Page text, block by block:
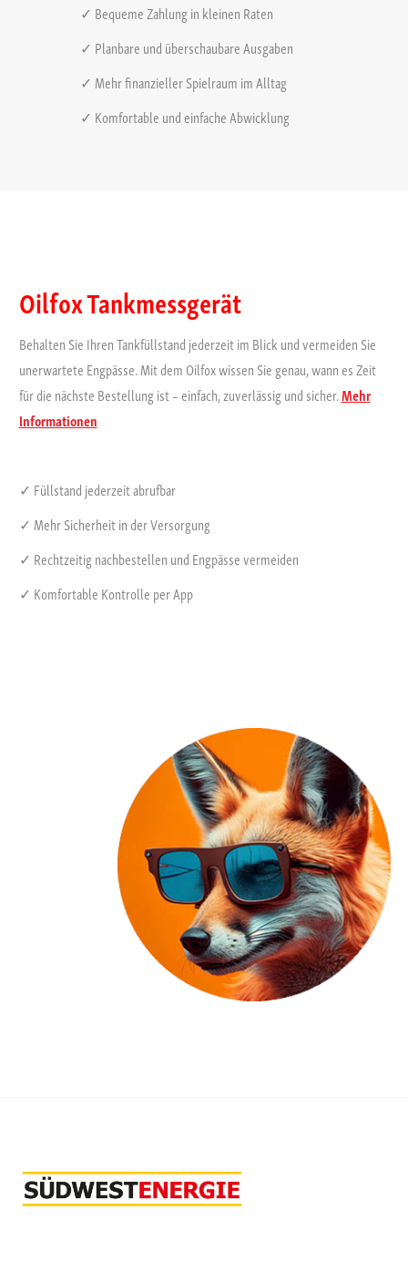
✓ Bequeme Zahlung in kleinen Raten
✓ Planbare und überschaubare Ausgaben
✓ Mehr finanzieller Spielraum im Alltag
✓ Komfortable und einfache Abwicklung
Oilfox Tankmessgerät
Behalten Sie Ihren Tankfüllstand jederzeit im Blick und vermeiden Sie
unerwartete Engpässe. Mit dem Oilfox wissen Sie genau, wann es Zeit
für die nächste Bestellung ist – einfach, zuverlässig und sicher.Mehr
Informationen
✓ Füllstand jederzeit abrufbar
✓ Mehr Sicherheit in der Versorgung
✓ Rechtzeitig nachbestellen und Engpässe vermeiden
✓ Komfortable Kontrolle per App